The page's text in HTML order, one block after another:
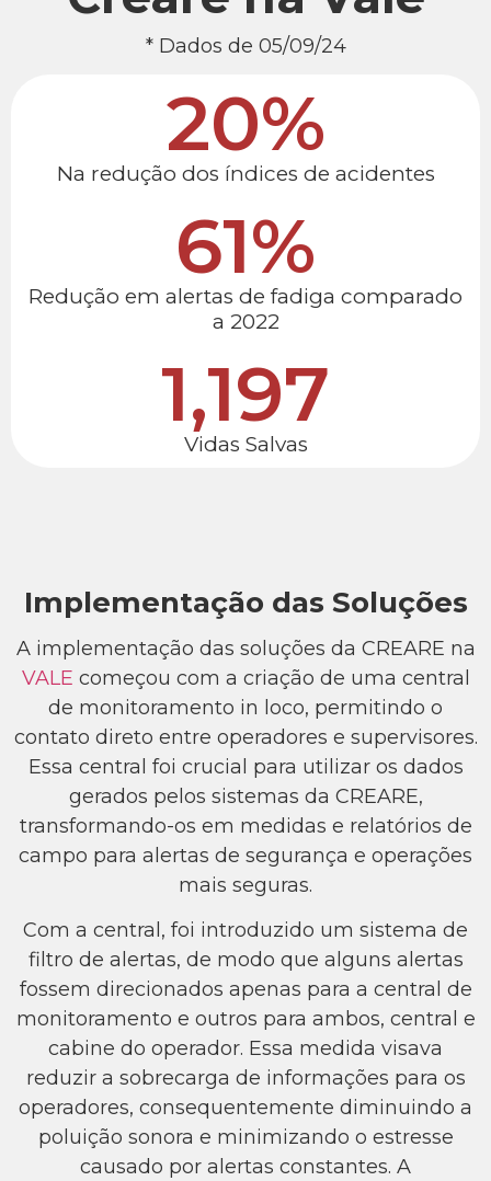
* Dados de 05/09/24
Na redução dos índices de acidentes
20%
Redução em alertas de fadiga comparado
a 2022
61%
Vidas Salvas
1,197
Implementação das Soluções
A implementação das soluções da CREARE na
VALE começou com a criação de uma central
de monitoramento in loco, permitindo o
contato direto entre operadores e supervisores.
Essa central foi crucial para utilizar os dados
gerados pelos sistemas da CREARE,
transformando-os em medidas e relatórios de
campo para alertas de segurança e operações
mais seguras.
Com a central, foi introduzido um sistema de
filtro de alertas, de modo que alguns alertas
fossem direcionados apenas para a central de
monitoramento e outros para ambos, central e
cabine do operador. Essa medida visava
reduzir a sobrecarga de informações para os
operadores, consequentemente diminuindo a
poluição sonora e minimizando o estresse
causado por alertas constantes. A